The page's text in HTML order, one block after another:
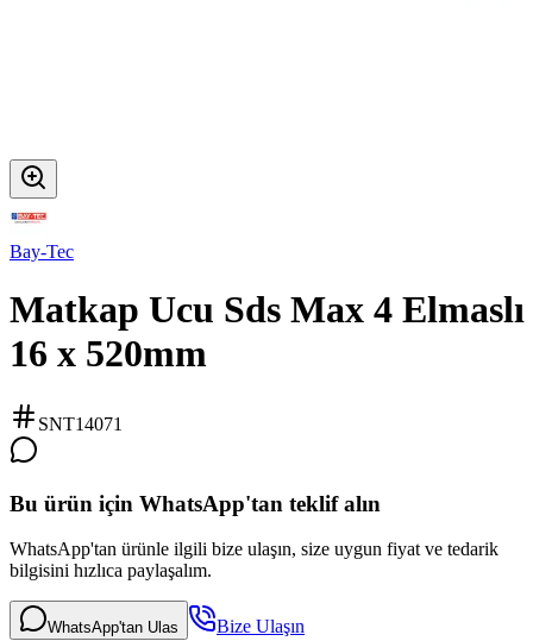
Bay-Tec
Matkap Ucu Sds Max 4 Elmaslı
16 x 520mm
SNT14071
Bu ürün için WhatsApp'tan teklif alın
WhatsApp'tan ürünle ilgili bize ulaşın, size uygun fiyat ve tedarik
bilgisini hızlıca paylaşalım.
WhatsApp'tan Ulas Bize Ulaşın